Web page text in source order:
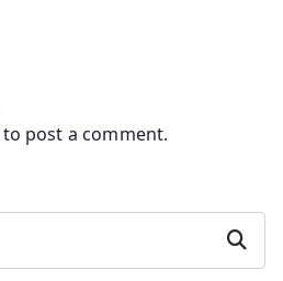
to post a comment.
Search